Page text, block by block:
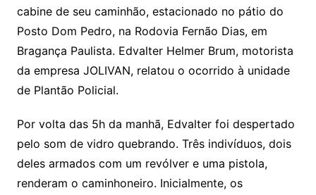
cabine de seu caminhão, estacionado no pátio do
Posto Dom Pedro, na Rodovia Fernão Dias, em
Bragança Paulista. Edvalter Helmer Brum, motorista
da empresa JOLIVAN, relatou o ocorrido à unidade
de Plantão Policial.
Por volta das 5h da manhã, Edvalter foi despertado
pelo som de vidro quebrando. Três indivíduos, dois
deles armados com um revólver e uma pistola,
renderam o caminhoneiro. Inicialmente, os